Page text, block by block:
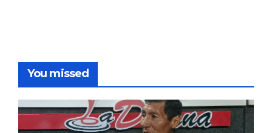
You missed